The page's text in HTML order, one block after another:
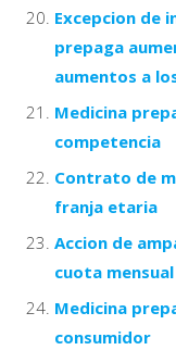
Excepcion de
prepaga
aumentos a
Medicina
competencia
Contrato de
franja etaria
Accion de
cuota
Medicina
consumidor